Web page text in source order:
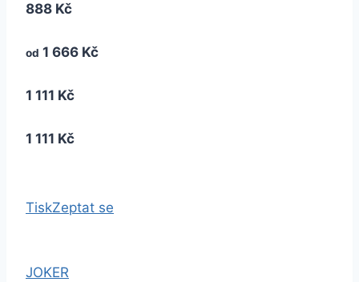
888 Kč
od 1 666 Kč
1 111 Kč
1 111 Kč
TiskZeptat se
JOKER